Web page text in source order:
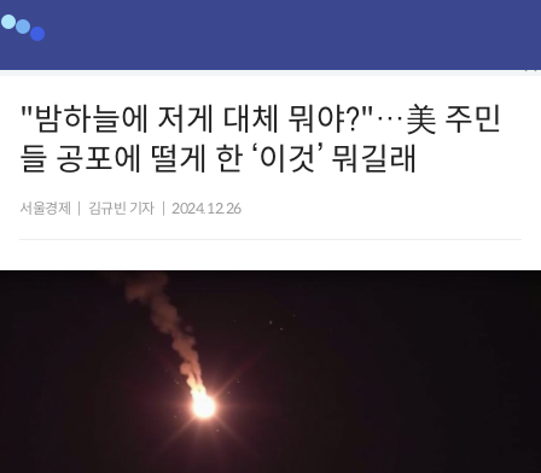
"밤하늘에 저게 대체 뭐야?"…美 주민
들 공포에 떨게 한 ‘이것’ 뭐길래
서울경제 김규빈 기자 2024.12.26